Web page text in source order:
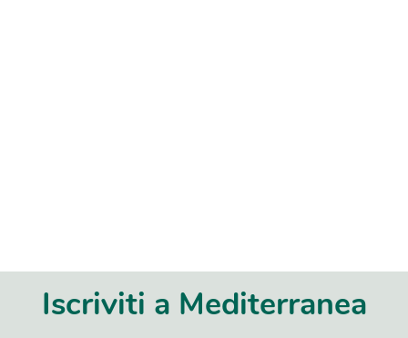
Iscriviti a Mediterranea